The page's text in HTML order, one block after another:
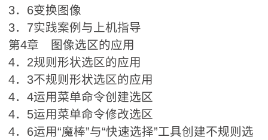
3．6变换图像
3．7实践案例与上机指导
第4章 图像选区的应用
4．2规则形状选区的应用
4．3不规则形状选区的应用
4．4运用菜单命令创建选区
4．5运用菜单命令修改选区
4．6运用“魔棒”与“快速选择”工具创建不规则选